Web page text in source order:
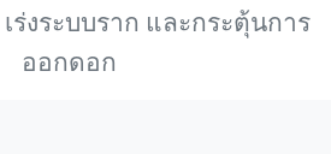
ร่งระบบราก และกระตุ้นการ
ออกดอก